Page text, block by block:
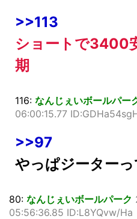
>>113
ショートで3400
期
116: なんじぇいボールパー
06:00:15.77
>>97
やっぱジーター
80: なんじぇいボールパーク
05:56:36.85 ID:L8YQvw/Ha